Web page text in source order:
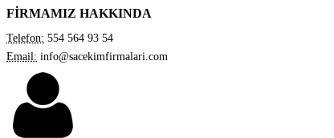
FİRMAMIZ HAKKINDA
Telefon: 554 564 93 54
Email: info@sacekimfirmalari.com